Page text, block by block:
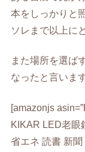
本をしっかりと
ソレまで以上に
また場所を選ば
なったと言います
[amazonjs
KIKAR LED老
省エネ 読書 新